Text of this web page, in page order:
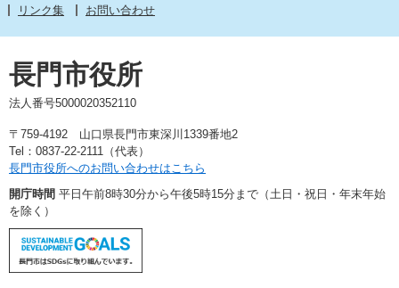
リンク集
お問い合わせ
長門市役所
法人番号5000020352110
〒759-4192 山口県長門市東深川1339番地2
Tel：0837-22-2111（代表）
長門市役所へのお問い合わせはこちら
開庁時間 平日午前8時30分から午後5時15分まで（土日・祝日・年末年始
を除く）